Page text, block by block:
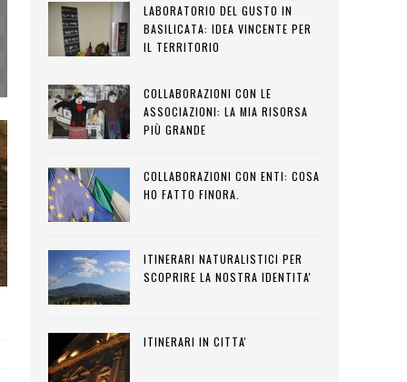
LABORATORIO DEL GUSTO IN
BASILICATA: IDEA VINCENTE PER
IL TERRITORIO
COLLABORAZIONI CON LE
ASSOCIAZIONI: LA MIA RISORSA
PIÙ GRANDE
COLLABORAZIONI CON ENTI: COSA
HO FATTO FINORA.
ITINERARI NATURALISTICI PER
SCOPRIRE LA NOSTRA IDENTITA'
ITINERARI IN CITTA'